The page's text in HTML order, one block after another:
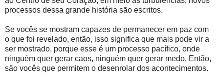
processos dessa grande história são escritos.
Se vocês se mostram capazes de permanecer em paz com
o que foi revelado, então, isso significa que mais pode vir a
ser mostrado, porque esse é um processo pacífico, onde
ninguém quer gerar caos, ninguém quer gerar medo. Então,
são vocês que permitem o desenrolar dos acontecimentos.